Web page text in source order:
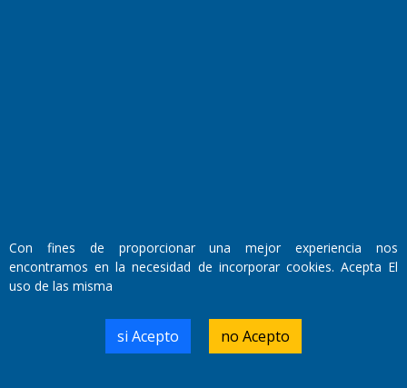
Propietario: El Diario SRL
Director Periodístico:
Walter René Goñi
Domicilio Legal: José Ingenieros 855,
Santa Rosa, La Pampa.
Con fines de proporcionar una mejor experiencia nos
encontramos en la necesidad de incorporar cookies. Acepta El
uso de las misma
si Acepto no Acepto